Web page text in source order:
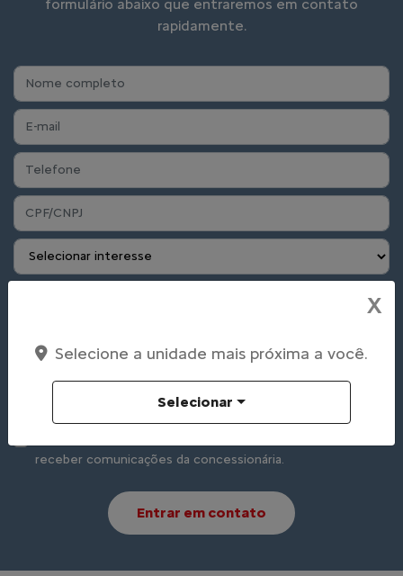
formulário abaixo que entraremos em contato
rapidamente.
Preferência de contato:
Telefone Email
receber comunicações da concessionária.
Entrar em contato
X
Selecione a unidade mais próxima a você.
Selecionar